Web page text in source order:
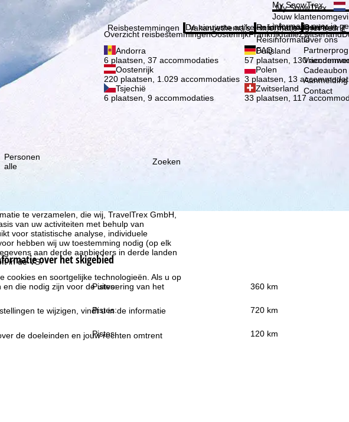
te verzamelen, die wij, TravelTrex GmbH,
van uw activiteiten met behulp van
voor statistische analyse, individuele
hebben wij uw toestemming nodig (op elk
aan derde aanbieders in derde landen
in de VS.
cookies en soortgelijke technologieën. Als u op
die nodig zijn voor de uitvoering van het
te wijzigen, vindt u in de informatie
de doeleinden en jouw rechten omtrent
My SnowTrex
My SnowTrex
Jouw
informatie over je
Reisbestemmingen
Overzicht reisbestemmingenOostenrijkFrankrijkItaliëZwitserland
Andorra
6 plaatsen, 37 accommodaties
Duitsland
57 plaatsen, 130
Oostenrijk
220 plaatsen, 1.029 accommodaties
Polen
3 plaatsen, 13
Tsjechië
6 plaatsen, 9 accommodaties
Zwitserland
33 plaatsen, 117
Vakantiethema's
De nieuwste artikelen in ons magazine
Informatie
Reisinformatie
Reisinformatie
FAQ
Het bedrijf
Over ons
Over ons
Cadeaubon
Contact
Personen
alle
Zoeken
over het skigebied
Pistes: 360 km
Pistes: 720 km
Pistes: 120 km